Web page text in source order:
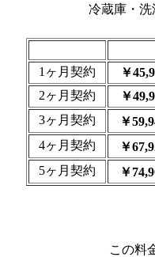
冷蔵庫・
1ヶ月契約
￥
2ヶ月契約
￥
3ヶ月契約
￥
4ヶ月契約
￥
5ヶ月契約
￥
この料